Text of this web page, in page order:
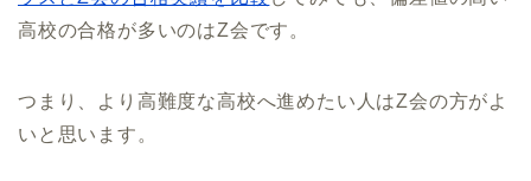
高校の合格が多いのはZ会です。
つまり、より高難度な高校へ進めたい人はZ会の方がよ
いと思います。